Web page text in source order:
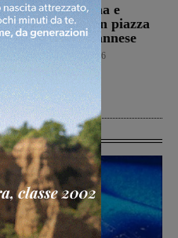
Il 26 agosto cena e
presentazione in piazza
per la Sangiovannese
Calcio 5 Agosto 2026